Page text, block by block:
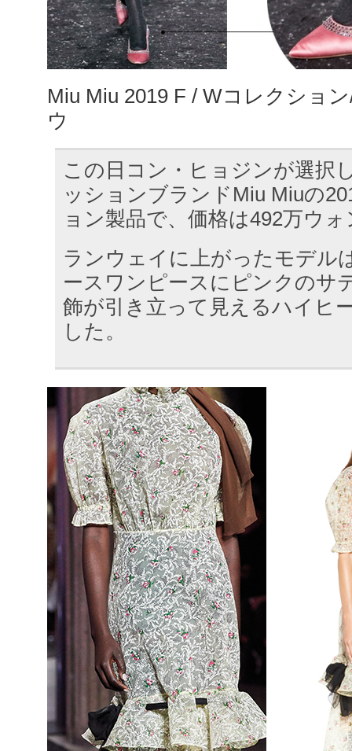
Miu Miu 2019 F / Wコレクショ
ウ
この日コン・ヒョジンが選択
ッションブランドMiu Miuの
ョン製品で、価格は492万ウォ
ランウェイに上がったモデル
ースワンピースにピンクのサ
飾が引き立って見えるハイヒ
した。